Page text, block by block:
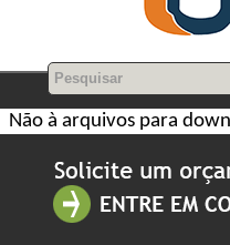
Não à arquivos para